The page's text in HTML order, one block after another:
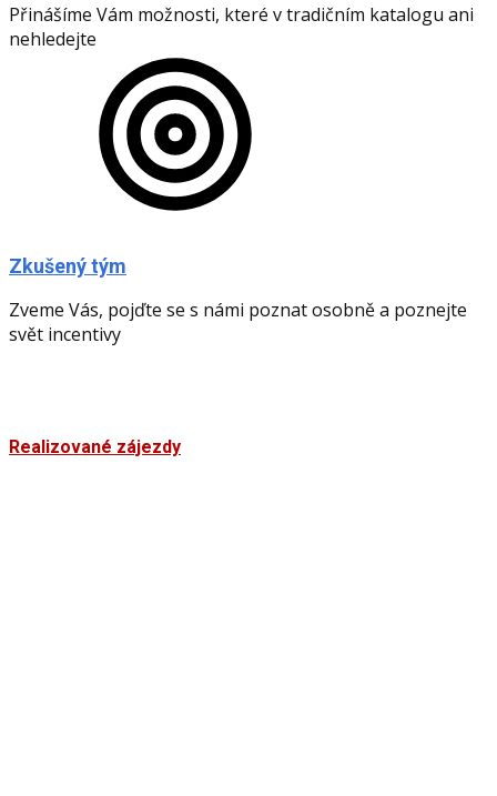
Přinášíme Vám možnosti, které v tradičním katalogu ani
nehledejte
Zkušený tým
Zveme Vás, pojďte se s námi poznat osobně a poznejte
svět incentivy
Realizované zájezdy